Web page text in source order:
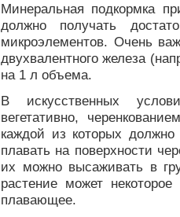
Минеральная подкормка
должно получать
микроэлементов. Очень
двухвалентного железа
на 1 л объема.
В искусственных
вегетативно,
каждой из которых
плавать на поверхности
их можно высаживать в
растение может некоторое
плавающее.